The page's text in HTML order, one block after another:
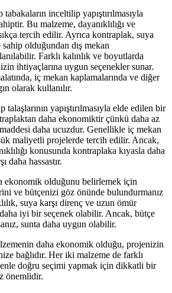
inceltilip yapıştırılmasıyla
Bu malzeme, dayanıklılığı ve
tercih edilir. Ayrıca kontraplak, suya
olduğundan dış mekan
Farklı kalınlık ve boyutlarda
ihtiyaçlarına uygun seçenekler sunar.
iç mekan kaplamalarında ve diğer
olarak kullanılır.
talaşlarının yapıştırılmasıyla elde edilen bir
daha ekonomiktir çünkü daha az
daha ucuzdur. Genellikle iç mekan
maliyetli projelerde tercih edilir. Ancak,
konusunda kontraplaka kıyasla daha
daha hassastır.
ekonomik olduğunu belirlemek için
ve bütçenizi göz önünde bulundurmanız
suya karşı direnç ve uzun ömür
iyi bir seçenek olabilir. Ancak, bütçe
sunta daha uygun olabilir.
daha ekonomik olduğu, projenizin
bağlıdır. Her iki malzeme de farklı
doğru seçimi yapmak için dikkatli bir
önemlidir.